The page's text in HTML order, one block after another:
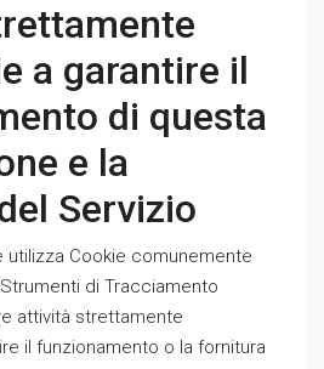
a garantire il
di questa
e la
Servizio
utilizza Cookie comunemente
di Tracciamento
attività strettamente
il funzionamento o la fornitura